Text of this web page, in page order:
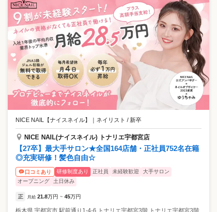
NICE NAIL【ナイスネイル】 ネイリスト / 新卒
NICE NAIL(ナイスネイル) トナリエ宇都宮店
【27卒】最大手サロン★全国164店舗・正社員752名在籍
◎充実研修！髪色自由☆
口コミあり 研修制度あり 正社員 未経験歓迎
大手サロン
オープニング
土日休み
正 月給 21.8万円 ~ 45万円
栃木県 宇都宮市 駅前通り1-4-6 トナリエ宇都宮3階 トナリエ宇都宮3階